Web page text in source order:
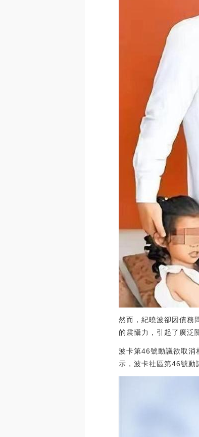
然而，紀曉波卻因債務
的震懾力，引起了廣泛
波卡第46號動議欲取
示，波卡社區第46號